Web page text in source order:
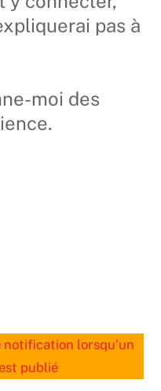
pas à
moi des
notification lorsqu'un
publié